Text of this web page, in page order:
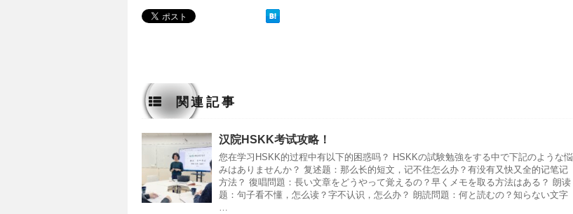
関連記事
汉院HSKK考试攻略！
您在学习HSKK的过程中有以下的困惑吗？ HSKKの試験勉強をする中で下記のような悩
みはありませんか？ 复述题：那么长的短文，记不住怎么办？有没有又快又全的记笔记
方法？ 復唱問題：長い文章をどうやって覚えるの？早くメモを取る方法はある？ 朗读
题：句子看不懂，怎么读？字不认识，怎么办？ 朗読問題：何と読むの？知らない文字
…